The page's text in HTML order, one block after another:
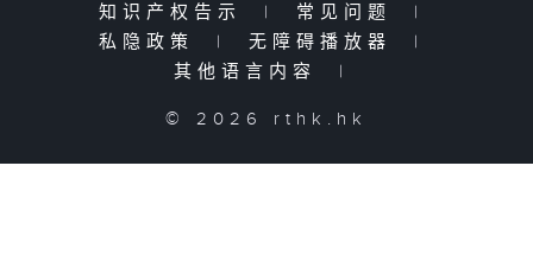
知识产权告示
| 常见问题
|
私隐政策
| 无障碍播放器
|
其他语言内容
|
© 2026 rthk.hk